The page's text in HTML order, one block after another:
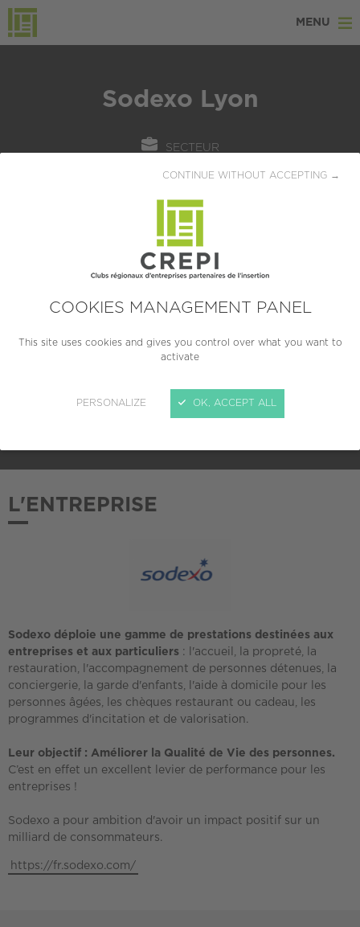
COOKIES MANAGEMENT PANEL
This site uses cookies and gives you control over what you want to
activate
PERSONALIZE
CONTINUE WITHOUT ACCEPTING →
OK, ACCEPT ALL
MENU
Sodexo Lyon
SECTEUR
Hôtellerie / Restauration
LOCALISATION
Lyon (69007)
CRÉATION
PME (10 à 249 salariés)
2017
L'ENTREPRISE
Sodexo déploie une gamme de prestations destinées aux
entreprises et aux particuliers : l'accueil, la propreté, la
restauration, l'accompagnement de personnes détenues, la
conciergerie, la garde d'enfants, l'aide à domicile pour les
personnes âgées, les chèques restaurant ou cadeau, les
programmes d'incitation et de valorisation.
Leur objectif : Améliorer la Qualité de Vie des personnes.
C’est en effet un excellent levier de performance pour les
entreprises !
Sodexo a pour ambition d'avoir un impact positif sur un
milliard de consommateurs.
https://fr.sodexo.com/